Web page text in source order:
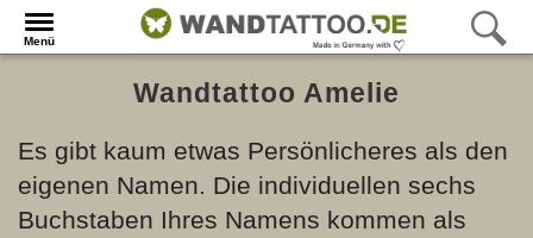
Menü
Wandtattoo Amelie
Es gibt kaum etwas Persönlicheres als den
eigenen Namen. Die individuellen sechs
Buchstaben Ihres Namens kommen als